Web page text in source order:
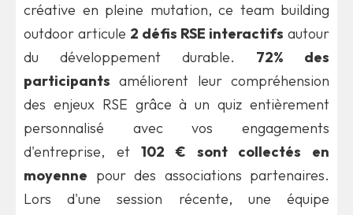
créative en pleine mutation, ce team building
outdoor articule 2 défis RSE interactifs autour
du développement durable. 72% des
participants améliorent leur compréhension
des enjeux RSE grâce à un quiz entièrement
personnalisé avec vos engagements
d'entreprise, et102 € sont collectés en
moyenne pour des associations partenaires.
Lors d'une session récente, une équipe